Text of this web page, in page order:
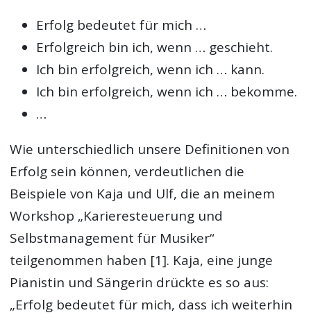
Erfolg bedeutet für mich …
Erfolgreich bin ich, wenn … geschieht.
Ich bin erfolgreich, wenn ich … kann.
Ich bin erfolgreich, wenn ich … bekomme.
…
Wie unterschiedlich unsere Definitionen von
Erfolg sein können, verdeutlichen die
Beispiele von Kaja und Ulf, die an meinem
Workshop „Karieresteuerung und
Selbstmanagement für Musiker“
teilgenommen haben [1]. Kaja, eine junge
Pianistin und Sängerin drückte es so aus:
„Erfolg bedeutet für mich, dass ich weiterhin